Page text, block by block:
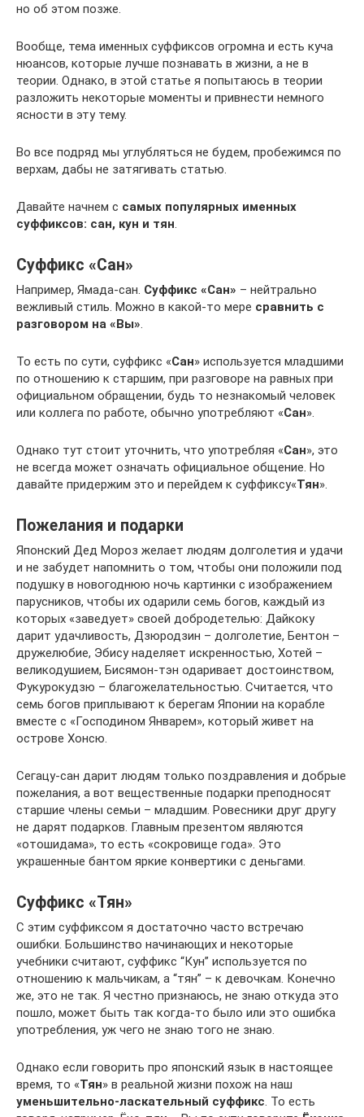
но об этом позже.
Вообще, тема именных суффиксов огромна и есть куча
нюансов, которые лучше познавать в жизни, а не в
теории. Однако, в этой статье я попытаюсь в теории
разложить некоторые моменты и привнести немного
ясности в эту тему.
Во все подряд мы углубляться не будем, пробежимся по
верхам, дабы не затягивать статью.
Давайте начнем с самых популярных именных
суффиксов: сан, кун и тян
Суффикс «Сан»
Например, Ямада-сан. Суффикс «Сан» – нейтрально
вежливый стиль. Можно в какой-то мере сравнить с
разговором на «Вы»
То есть по сути, суффикс «Сан» используется младшими
по отношению к старшим, при разговоре на равных при
официальном обращении, будь то незнакомый человек
или коллега по работе, обычно употребляют «Сан».
Однако тут стоит уточнить, что употребляя «Сан», это
не всегда может означать официальное общение. Но
давайте придержим это и перейдем к суффиксу«Тян».
Пожелания и подарки
Японский Дед Мороз желает людям долголетия и удачи
и не забудет напомнить о том, чтобы они положили под
подушку в новогоднюю ночь картинки с изображением
парусников, чтобы их одарили семь богов, каждый из
которых «заведует» своей добродетелью: Дайкоку
дарит удачливость, Дзюродзин – долголетие, Бентон –
дружелюбие, Эбису наделяет искренностью, Хотей –
великодушием, Бисямон-тэн одаривает достоинством,
Фукурокудзю – благожелательностью. Считается, что
семь богов приплывают к берегам Японии на корабле
вместе с «Господином Январем», который живет на
острове Хонсю.
Сегацу-сан дарит людям только поздравления и добрые
пожелания, а вот вещественные подарки преподносят
старшие члены семьи – младшим. Ровесники друг другу
не дарят подарков. Главным презентом являются
«отошидама», то есть «сокровище года». Это
украшенные бантом яркие конвертики с деньгами.
Суффикс «Тян»
С этим суффиксом я достаточно часто встречаю
ошибки. Большинство начинающих и некоторые
учебники считают, суффикс “Кун” используется по
отношению к мальчикам, а “тян” – к девочкам. Конечно
же, это не так. Я честно признаюсь, не знаю откуда это
пошло, может быть так когда-то было или это ошибка
употребления, уж чего не знаю того не знаю.
Однако если говорить про японский язык в настоящее
время, то «Тян» в реальной жизни похож на наш
уменьшительно-ласкательный суффикс . То есть